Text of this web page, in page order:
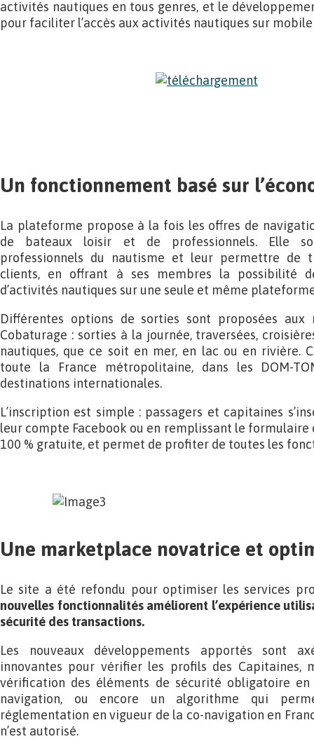
activités nautiques en tous genres, et le
pour faciliter l’accès aux activités nautiques sur
Un fonctionnement basé sur
La plateforme propose à la fois les offres de
de bateaux loisir et de professionnels. Elle
professionnels du nautisme et leur permettre de
clients, en offrant à ses membres la possibilité
d’activités nautiques sur une seule et même
Différentes options de sorties sont proposées
Cobaturage : sorties à la journée, traversées,
nautiques, que ce soit en mer, en lac ou en rivière.
toute la France métropolitaine, dans les DOM-
destinations internationales.
L’inscription est simple : passagers et capitaines
leur compte Facebook ou en remplissant le formulaire
100 % gratuite, et permet de profiter de toutes les
Une marketplace novatrice et
Le site a été refondu pour optimiser les services
nouvelles fonctionnalités améliorent l’expérience
sécurité des transactions.
Les nouveaux développements apportés sont
innovantes pour vérifier les profils des Capitaines,
vérification des éléments de sécurité obligatoire
navigation, ou encore un algorithme qui
réglementation en vigueur de la co-navigation en
n’est autorisé.